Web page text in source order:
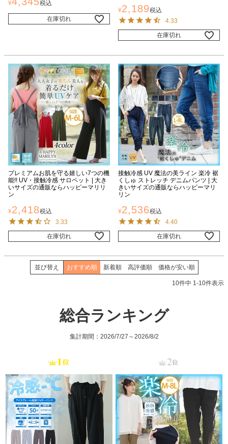
¥ 税込
在庫切れ
¥2,189税込
4.33
在庫切れ
プレミアムお肌を守る嬉しい7つの機
能!! UV・接触冷感 サロペット | 大き
いサイズの通販ならハッピーマリリ
ン
¥2,418税込
3.33
在庫切れ
接触冷感 UV 魔法の美ライン 楽冷 裾
くしゅ ストレッチ デニムパンツ | 大
きいサイズの通販ならハッピーマリ
リン
¥2,536税込
4.40
在庫切れ
並び替え おすすめ順 新着順 高評価順 価格が安い順
10件中 1-10件表示
総合ランキング
集計期間：2026/7/27～2026/8/2